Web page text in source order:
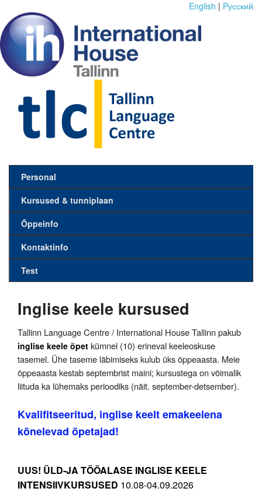
English | Pусский
Personal
Kursused & tunniplaan
Õppeinfo
Kontaktinfo
Test
Inglise keele kursused
Tallinn Language Centre / International House Tallinn pakub
inglise keele õpet kümnel (10) erineval keeleoskuse
tasemel. Ühe taseme läbimiseks kulub üks õppeaasta. Meie
õppeaasta kestab septembrist maini; kursustega on võimalik
liituda ka lühemaks perioodiks (näit. september-detsember).
Kvalifitseeritud, inglise keelt emakeelena
kõnelevad õpetajad!
UUS! ÜLD-JA TÖÖALASE INGLISE KEELE
INTENSIIVKURSUSED 10.08-04.09.2026